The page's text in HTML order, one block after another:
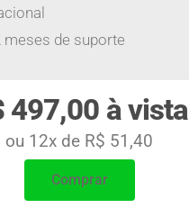
meses de suporte
497,00 à vista
ou 12x de R$ 51,40
Comprar